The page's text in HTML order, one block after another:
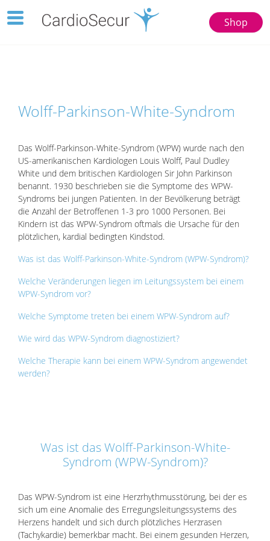
Shop
Toggle
navigation
Wolff-Parkinson-White-Syndrom
Das Wolff-Parkinson-White-Syndrom (WPW) wurde nach den
US-amerikanischen Kardiologen Louis Wolff, Paul Dudley
White und dem britischen Kardiologen Sir John Parkinson
benannt. 1930 beschrieben sie die Symptome des WPW-
Syndroms bei jungen Patienten. In der Bevölkerung beträgt
die Anzahl der Betroffenen 1-3 pro 1000 Personen. Bei
Kindern ist das WPW-Syndrom oftmals die Ursache für den
plötzlichen, kardial bedingten Kindstod.
Was ist das Wolff-Parkinson-White-Syndrom (WPW-Syndrom)?
Welche Veränderungen liegen im Leitungssystem bei einem
WPW-Syndrom vor?
Welche Symptome treten bei einem WPW-Syndrom auf?
Wie wird das WPW-Syndrom diagnostiziert?
Welche Therapie kann bei einem WPW-Syndrom angewendet
werden?
Was ist das Wolff-Parkinson-White-
Syndrom (WPW-Syndrom)?
Das WPW-Syndrom ist eine Herzrhythmusstörung, bei der es
sich um eine Anomalie des Erregungsleitungssystems des
Herzens handelt und sich durch plötzliches Herzrasen
(Tachykardie) bemerkbar macht. Bei einem gesunden Herzen,